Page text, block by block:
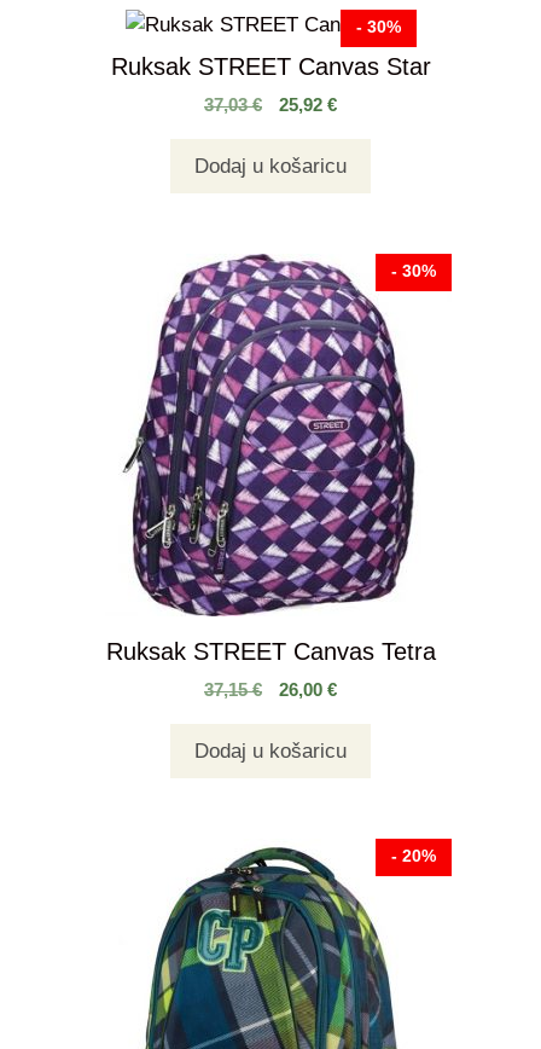
- 30%
Ruksak STREET Canvas Star
37,03€ 25,92 €
Dodaj u košaricu
- 30%
Ruksak STREET Canvas Tetra
37,15€ 26,00 €
Dodaj u košaricu
- 20%